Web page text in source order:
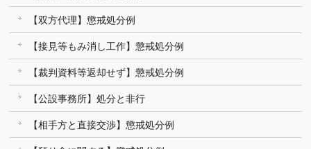
【双方代理】懲戒処分例
【接見等もみ消し工作】懲戒処分例
【裁判資料等返却せず】懲戒処分例
【公設事務所】処分と非行
【相手方と直接交渉】懲戒処分例